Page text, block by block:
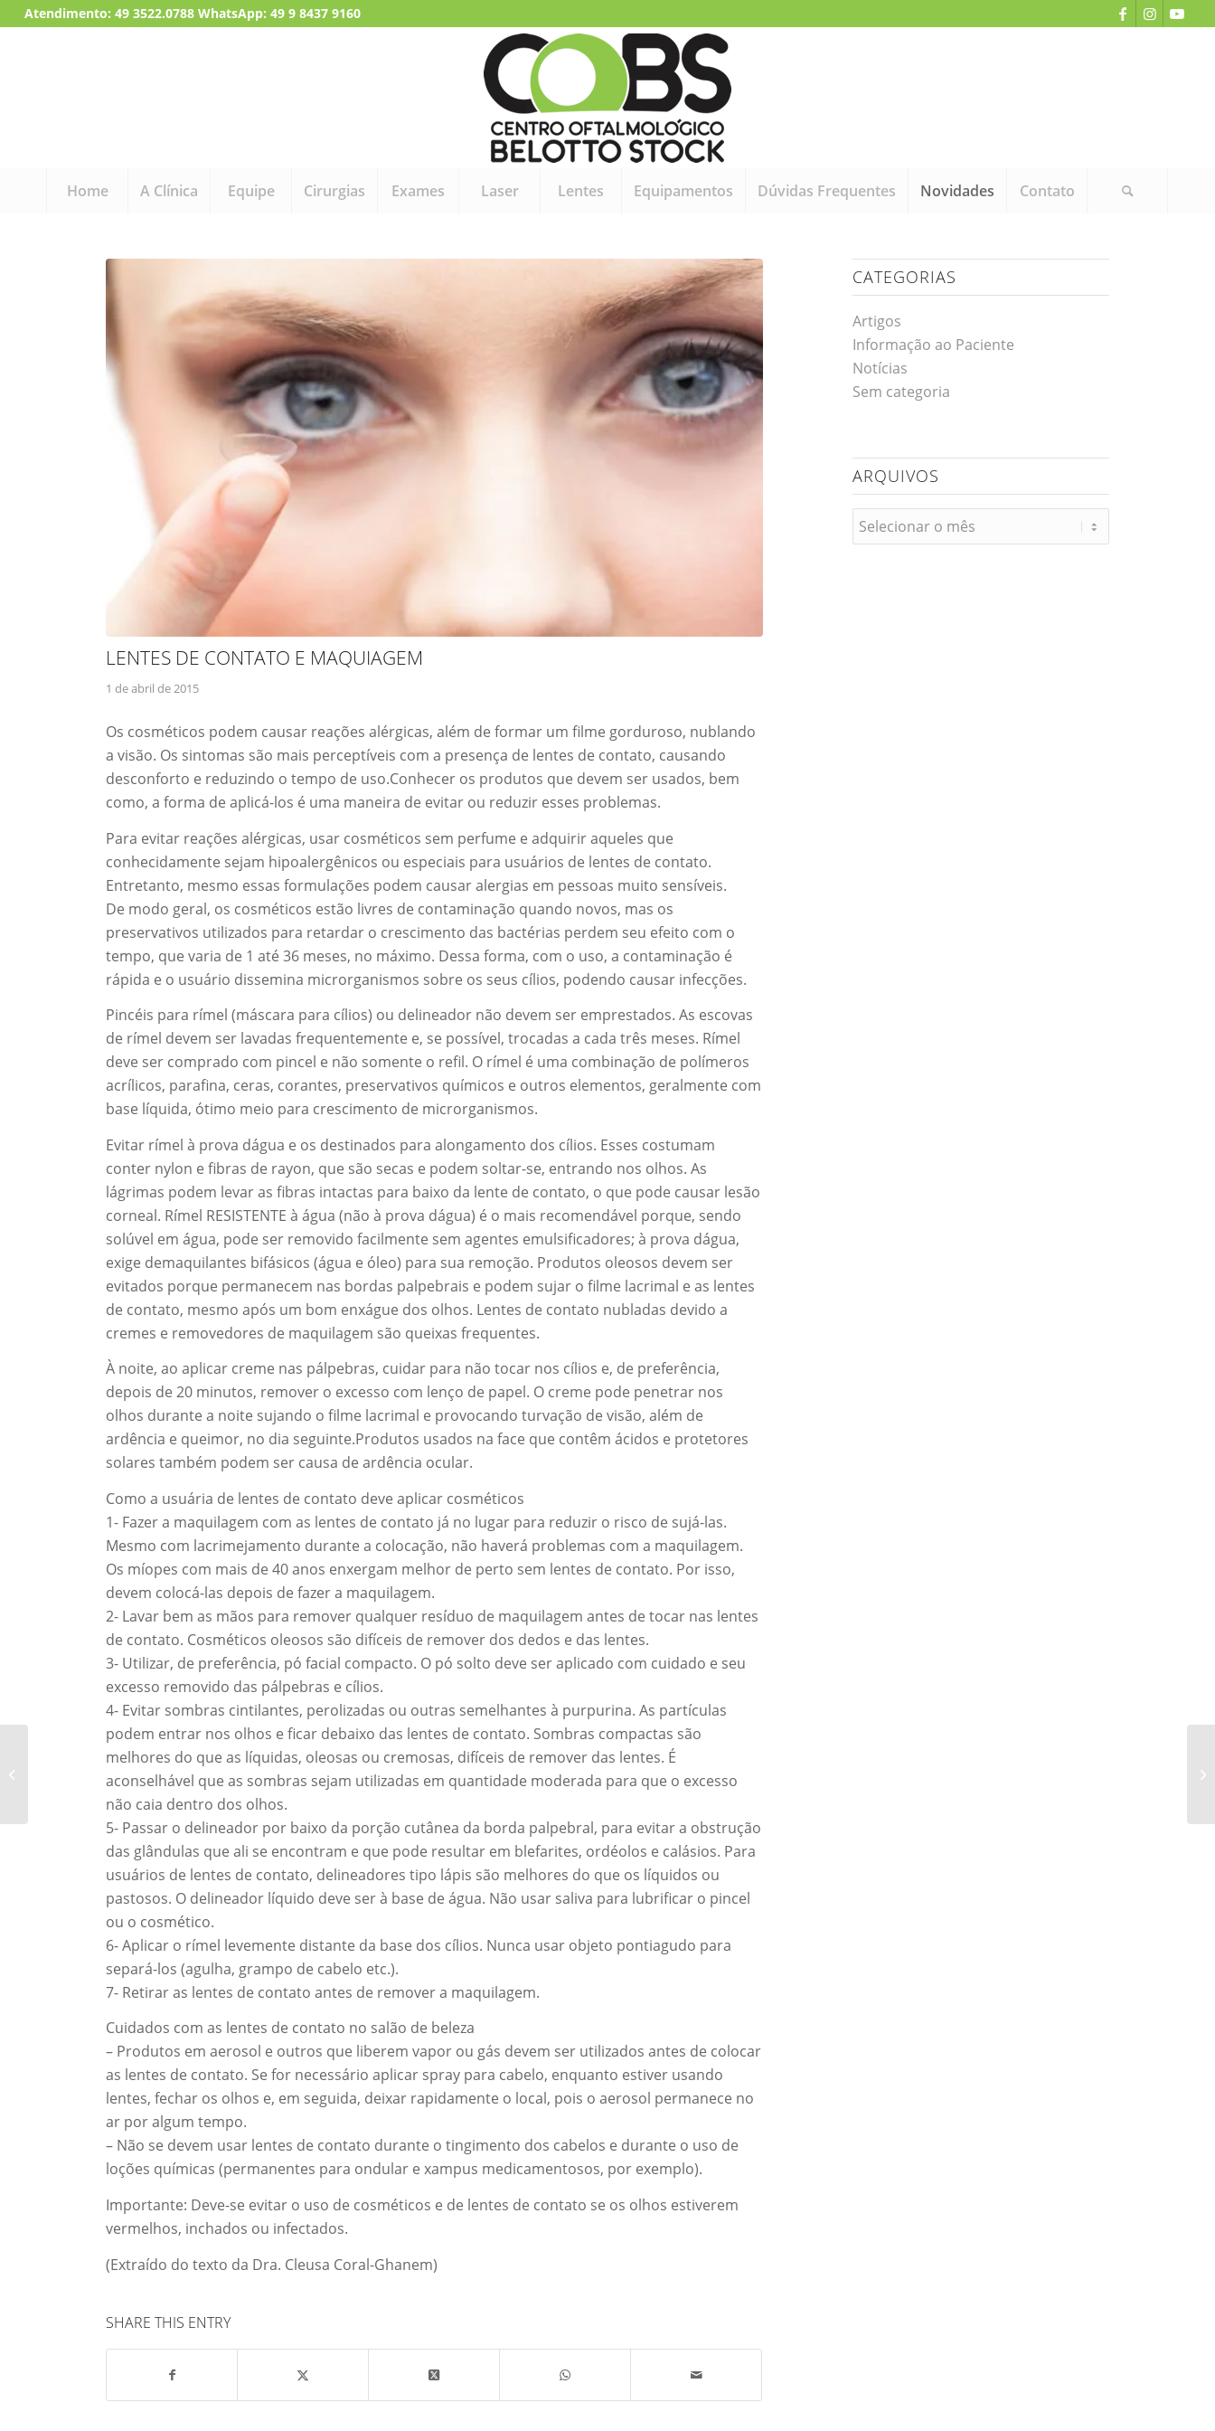
Atendimento: 49 3522.0788 WhatsApp: 49 9 8437 9160
Home A Clínica Equipe Cirurgias Exames Laser Lentes Equipamentos Dúvidas Frequentes Novidades Contato
LENTES DE CONTATO E MAQUIAGEM
1 de abril de 2015
Os cosméticos podem causar reações alérgicas, além de formar um filme gorduroso, nublando
a visão. Os sintomas são mais perceptíveis com a presença de lentes de contato, causando
desconforto e reduzindo o tempo de uso.Conhecer os produtos que devem ser usados, bem
como, a forma de aplicá-los é uma maneira de evitar ou reduzir esses problemas.
Para evitar reações alérgicas, usar cosméticos sem perfume e adquirir aqueles que
conhecidamente sejam hipoalergênicos ou especiais para usuários de lentes de contato.
Entretanto, mesmo essas formulações podem causar alergias em pessoas muito sensíveis.
De modo geral, os cosméticos estão livres de contaminação quando novos, mas os
preservativos utilizados para retardar o crescimento das bactérias perdem seu efeito com o
tempo, que varia de 1 até 36 meses, no máximo. Dessa forma, com o uso, a contaminação é
rápida e o usuário dissemina microrganismos sobre os seus cílios, podendo causar infecções.
Pincéis para rímel (máscara para cílios) ou delineador não devem ser emprestados. As escovas
de rímel devem ser lavadas frequentemente e, se possível, trocadas a cada três meses. Rímel
deve ser comprado com pincel e não somente o refil. O rímel é uma combinação de polímeros
acrílicos, parafina, ceras, corantes, preservativos químicos e outros elementos, geralmente com
base líquida, ótimo meio para crescimento de microrganismos.
Evitar rímel à prova dágua e os destinados para alongamento dos cílios. Esses costumam
conter nylon e fibras de rayon, que são secas e podem soltar-se, entrando nos olhos. As
lágrimas podem levar as fibras intactas para baixo da lente de contato, o que pode causar lesão
corneal. Rímel RESISTENTE à água (não à prova dágua) é o mais recomendável porque, sendo
solúvel em água, pode ser removido facilmente sem agentes emulsificadores; à prova dágua,
exige demaquilantes bifásicos (água e óleo) para sua remoção. Produtos oleosos devem ser
evitados porque permanecem nas bordas palpebrais e podem sujar o filme lacrimal e as lentes
de contato, mesmo após um bom enxágue dos olhos. Lentes de contato nubladas devido a
cremes e removedores de maquilagem são queixas frequentes.
À noite, ao aplicar creme nas pálpebras, cuidar para não tocar nos cílios e, de preferência,
depois de 20 minutos, remover o excesso com lenço de papel. O creme pode penetrar nos
olhos durante a noite sujando o filme lacrimal e provocando turvação de visão, além de
ardência e queimor, no dia seguinte.Produtos usados na face que contêm ácidos e protetores
solares também podem ser causa de ardência ocular.
Como a usuária de lentes de contato deve aplicar cosméticos
1- Fazer a maquilagem com as lentes de contato já no lugar para reduzir o risco de sujá-las.
Mesmo com lacrimejamento durante a colocação, não haverá problemas com a maquilagem.
Os míopes com mais de 40 anos enxergam melhor de perto sem lentes de contato. Por isso,
devem colocá-las depois de fazer a maquilagem.
2- Lavar bem as mãos para remover qualquer resíduo de maquilagem antes de tocar nas lentes
de contato. Cosméticos oleosos são difíceis de remover dos dedos e das lentes.
3- Utilizar, de preferência, pó facial compacto. O pó solto deve ser aplicado com cuidado e seu
excesso removido das pálpebras e cílios.
4- Evitar sombras cintilantes, perolizadas ou outras semelhantes à purpurina. As partículas
podem entrar nos olhos e ficar debaixo das lentes de contato. Sombras compactas são
melhores do que as líquidas, oleosas ou cremosas, difíceis de remover das lentes. É
aconselhável que as sombras sejam utilizadas em quantidade moderada para que o excesso
não caia dentro dos olhos.
5- Passar o delineador por baixo da porção cutânea da borda palpebral, para evitar a obstrução
das glândulas que ali se encontram e que pode resultar em blefarites, ordéolos e calásios. Para
usuários de lentes de contato, delineadores tipo lápis são melhores do que os líquidos ou
pastosos. O delineador líquido deve ser à base de água. Não usar saliva para lubrificar o pincel
ou o cosmético.
6- Aplicar o rímel levemente distante da base dos cílios. Nunca usar objeto pontiagudo para
separá-los (agulha, grampo de cabelo etc.).
7- Retirar as lentes de contato antes de remover a maquilagem.
Cuidados com as lentes de contato no salão de beleza
– Produtos em aerosol e outros que liberem vapor ou gás devem ser utilizados antes de colocar
as lentes de contato. Se for necessário aplicar spray para cabelo, enquanto estiver usando
lentes, fechar os olhos e, em seguida, deixar rapidamente o local, pois o aerosol permanece no
ar por algum tempo.
– Não se devem usar lentes de contato durante o tingimento dos cabelos e durante o uso de
loções químicas (permanentes para ondular e xampus medicamentosos, por exemplo).
Importante: Deve-se evitar o uso de cosméticos e de lentes de contato se os olhos estiverem
vermelhos, inchados ou infectados.
(Extraído do texto da Dra. Cleusa Coral-Ghanem)
SHARE THIS ENTRY
CATEGORIAS
Artigos
Informação ao Paciente
Notícias
Sem categoria
ARQUIVOS